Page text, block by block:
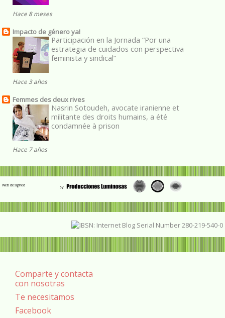
Hace 8 meses
Impacto de género ya!
Participación en la Jornada “Por una
estrategia de cuidados con perspectiva
feminista y sindical”
Hace 3 años
Femmes des deux rives
Nasrin Sotoudeh, avocate iranienne et
militante des droits humains, a été
condamnée à prison
Hace 7 años
Web designed
Comparte y contacta
con nosotras
Te necesitamos
Facebook